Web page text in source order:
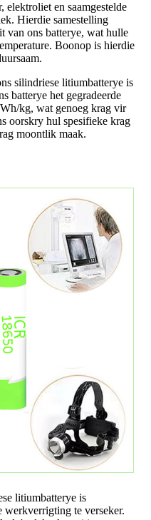
elektroliet en saamgestelde
Hierdie samestelling
van ons batterye, wat hulle
Boonop is hierdie
silindriese litiumbatterye is
batterye het gegradeerde
kg, wat genoeg krag vir
oorskry hul spesifieke krag
moontlik maak.
litiumbatterye is
te verseker.